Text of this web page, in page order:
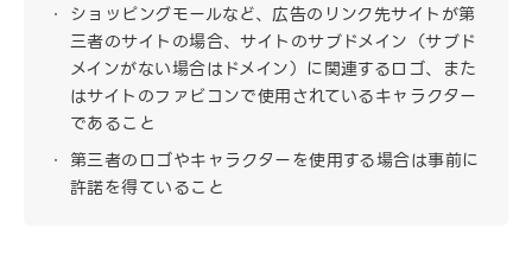
ショッピングモールなど、広告のリンク先サイトが第
三者のサイトの場合、サイトのサブドメイン（サブド
メインがない場合はドメイン）に関連するロゴ、また
はサイトのファビコンで使用されているキャラクター
であること
第三者のロゴやキャラクターを使用する場合は事前に
許諾を得ていること